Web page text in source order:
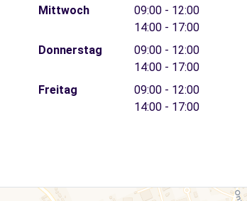
Mittwoch
09:00 - 12:00
14:00 - 17:00
Donnerstag
09:00 - 12:00
14:00 - 17:00
Freitag
09:00 - 12:00
14:00 - 17:00